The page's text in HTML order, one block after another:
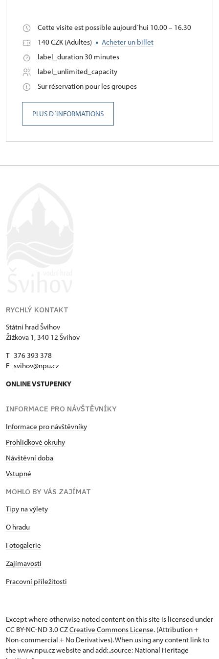
Cette visite est possible aujourd´hui 10.00 – 16.30
140 CZK (Adultes)
Acheter un billet
label_duration 30 minutes
label_unlimited_capacity
Sur réservation pour les groupes
PLUS D´INFORMATIONS
RYCHLÝ KONTAKT
Státní hrad Švihov
Žižkova 1, 340 12 Švihov
T 376 393 378
E svihov@npu.cz
ONLINE VSTUPENKY
INFORMACE PRO NÁVŠTĚVNÍKY
Informace pro návštěvníky
Prohlídkové okruhy
Návštěvní doba
Vstupné
MOHLO BY VÁS ZAJÍMAT
Tipy na výlety
O hradu
Fotogalerie
Zajímavosti
Pracovní příležitosti
Except where otherwise noted content on this site is licensed under
CC BY-NC-ND 3.0 CZCreative Commons License. (Attribution +
Non-commercial + No Derivatives). When using any content link to
the www.npu.cz website and add: „source: National Heritage